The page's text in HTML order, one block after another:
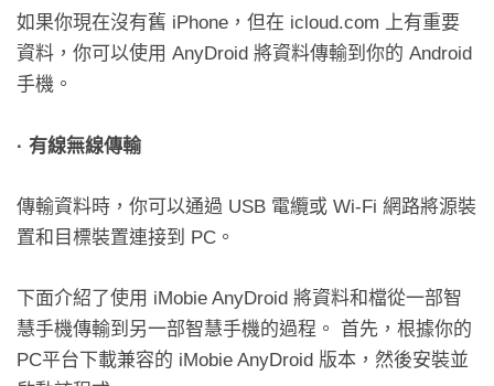
如果你現在沒有舊 iPhone，但在 icloud.com 上有重要
資料，你可以使用 AnyDroid 將資料傳輸到你的 Android
手機。
· 有線無線傳輸
傳輸資料時，你可以通過 USB 電纜或 Wi-Fi 網路將源裝
置和目標裝置連接到 PC。
下面介紹了使用 iMobie AnyDroid 將資料和檔從一部智
慧手機傳輸到另一部智慧手機的過程。 首先，根據你的
PC平台下載兼容的 iMobie AnyDroid 版本，然後安裝並